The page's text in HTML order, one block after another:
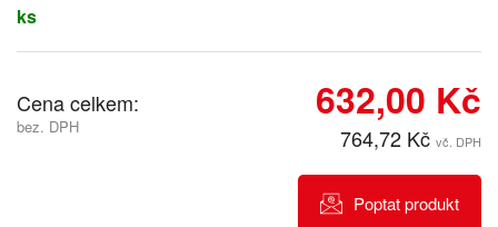
ks
Cena celkem:
bez. DPH
632,00 Kč
764,72 Kč vč. DPH
Poptat produkt